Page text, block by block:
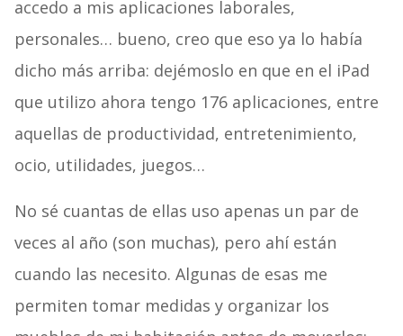
accedo a mis aplicaciones laborales,
personales… bueno, creo que eso ya lo había
dicho más arriba: dejémoslo en que en el iPad
que utilizo ahora tengo 176 aplicaciones, entre
aquellas de productividad, entretenimiento,
ocio, utilidades, juegos…
No sé cuantas de ellas uso apenas un par de
veces al año (son muchas), pero ahí están
cuando las necesito. Algunas de esas me
permiten tomar medidas y organizar los